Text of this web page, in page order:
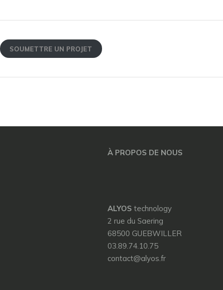
SOUMETTRE UN PROJET
À PROPOS DE NOUS
ALYOS technology
2 rue du Saering
68500 GUEBWILLER
03.89.74.10.75
contact@alyos.fr